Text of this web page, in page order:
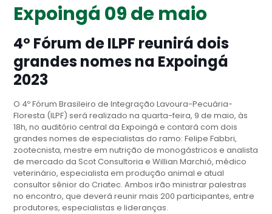
Expoingá 09 de maio
4º Fórum de ILPF reunirá dois
grandes nomes na Expoingá
2023
O 4º Fórum Brasileiro de Integração Lavoura-Pecuária-
Floresta (ILPF) será realizado na quarta-feira, 9 de maio, às
18h, no auditório central da Expoingá e contará com dois
grandes nomes de especialistas do ramo: Felipe Fabbri,
zootecnista, mestre em nutrição de monogástricos e analista
de mercado da Scot Consultoria e Willian Marchió, médico
veterinário, especialista em produção animal e atual
consultor sênior do Criatec. Ambos irão ministrar palestras
no encontro, que deverá reunir mais 200 participantes, entre
produtores, especialistas e lideranças.